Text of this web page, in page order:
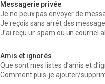
Messagerie privée
Je ne peux pas envoyer de
Je reçois sans arrêt des
J’ai reçu un spam ou un courriel
Amis et ignorés
Que sont mes listes d’amis et
Comment puis-je ajouter/